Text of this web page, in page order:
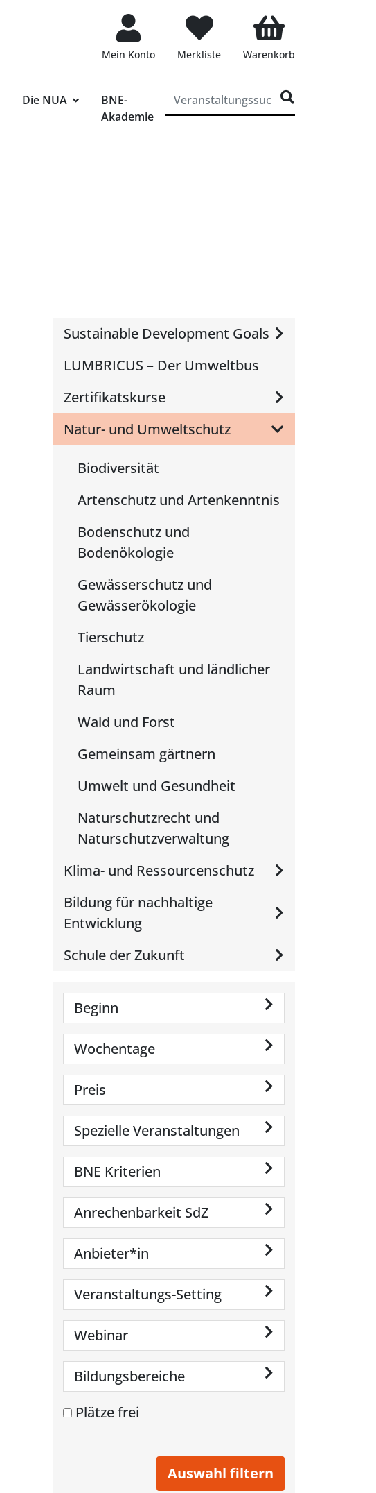
Mein Konto Merkliste Warenkorb
Die NUA
BNE-
Akademie
Sustainable Development Goals
LUMBRICUS – Der Umweltbus
Zertifikatskurse
Natur- und Umweltschutz
Biodiversität
Artenschutz und Artenkenntnis
Bodenschutz und
Bodenökologie
Gewässerschutz und
Gewässerökologie
Tierschutz
Landwirtschaft und ländlicher
Raum
Wald und Forst
Gemeinsam gärtnern
Umwelt und Gesundheit
Naturschutzrecht und
Naturschutzverwaltung
Klima- und Ressourcenschutz
Bildung für nachhaltige
Entwicklung
Schule der Zukunft
Beginn
Wochentage
Preis
Spezielle Veranstaltungen
BNE Kriterien
Anrechenbarkeit SdZ
Anbieter*in
Veranstaltungs-Setting
Webinar
Bildungsbereiche
Plätze frei